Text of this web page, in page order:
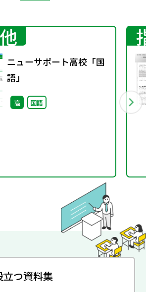
ニューサポート高校「国
語」
高 国語
つ資料集